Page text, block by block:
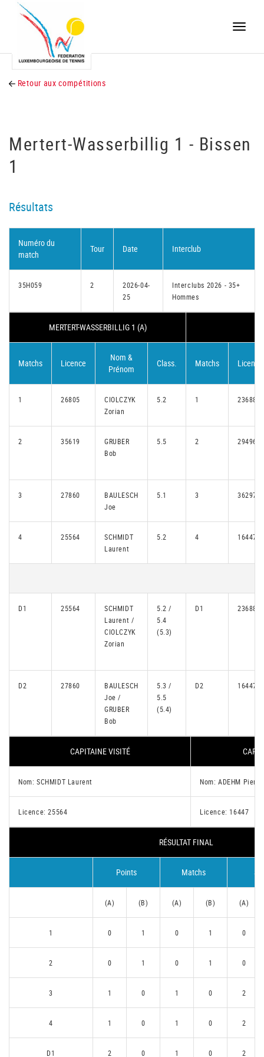
Toggle
Retour aux compétitions
Mertert-Wasserbillig 1 - Bissen
1
Résultats
Numéro du
match
Tour Date Interclub
35H059 2
2026-04-
25
Interclubs 2026 - 35+
Hommes
MERTERT-WASSERBILLIG 1 (A)
Matchs Licence
Nom &
Prénom
Class. Matchs Licence
1 26805
CIOLCZYK
Zorian
5.2 1 23688
2 35619
GRUBER
Bob
5.5 2 29496
3 27860
BAULESCH
Joe
5.1 3 36297
4 25564
SCHMIDT
Laurent
5.2 4 16447
D1 25564
SCHMIDT
Laurent /
CIOLCZYK
Zorian
5.2 /
5.4
(5.3)
D1 23688
D2 27860
BAULESCH
Joe /
GRUBER
Bob
5.3 /
5.5
(5.4)
D2 16447
CAPITAINE VISITÉ
Nom: SCHMIDT Laurent Nom: ADEHM Pierre
Licence: 25564 Licence: 16447
RÉSULTAT FINAL
Points Matchs
(A) (B) (A) (B) (A)
1 0 1 0 1 0
2 0 1 0 1 0
3 1 0 1 0 2
4 1 0 1 0 2
D1 2 0 1 0 2